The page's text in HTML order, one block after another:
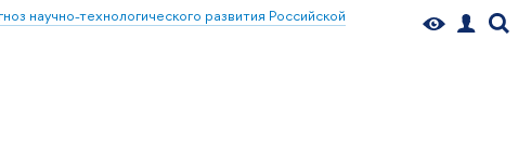
научно-технологического развития Российской